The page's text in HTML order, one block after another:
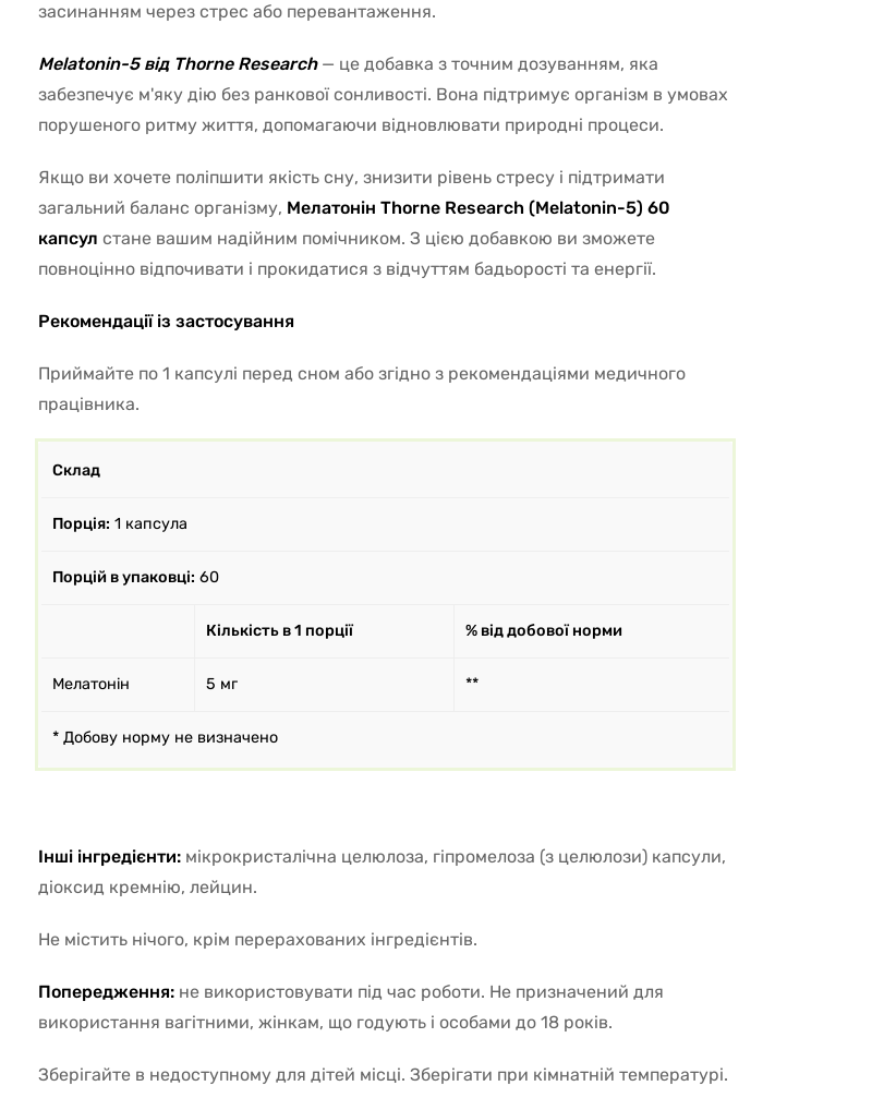
засинанням через стрес або перевантаження.
Melatonin-5 від Thorne Research— це добавка з точним дозуванням, яка
забезпечує м'яку дію без ранкової сонливості. Вона підтримує організм в умовах
порушеного ритму життя, допомагаючи відновлювати природні процеси.
Якщо ви хочете поліпшити якість сну, знизити рівень стресу і підтримати
загальний баланс організму, Мелатонін Thorne Research (Melatonin-5) 60
капсул стане вашим надійним помічником. З цією добавкою ви зможете
повноцінно відпочивати і прокидатися з відчуттям бадьорості та енергії.
Рекомендації із застосування
Приймайте по 1 капсулі перед сном або згідно з рекомендаціями медичного
працівника.
Склад
Порція: 1 капсула
Порцій в упаковці: 60
Кількість в 1 порції % від добової норми
Мелатонін 5 мг **
* Добову норму не визначено
Інші інгредієнти: мікрокристалічна целюлоза, гіпромелоза (з целюлози) капсули,
діоксид кремнію, лейцин.
Не містить нічого, крім перерахованих інгредієнтів.
Попередження: не використовувати під час роботи. Не призначений для
використання вагітними, жінкам, що годують і особами до 18 років.
Зберігайте в недоступному для дітей місці. Зберігати при кімнатній температурі.